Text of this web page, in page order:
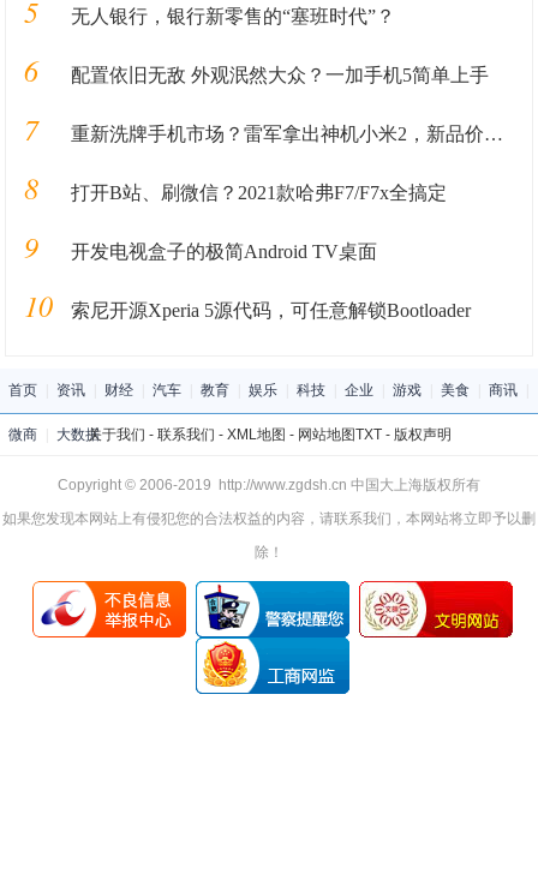
5 无人银行，银行新零售的“塞班时代”？
6 配置依旧无敌 外观泯然大众？一加手机5简单上手
7 重新洗牌手机市场？雷军拿出神机小米2，新品价格将重回7年前？
8 打开B站、刷微信？2021款哈弗F7/F7x全搞定
9 开发电视盒子的极简Android TV桌面
10 索尼开源Xperia 5源代码，可任意解锁Bootloader
首页 资讯 财经 汽车 教育 娱乐 科技 企业 游戏 美食 商讯
微商 大数据关于我们 - 联系我们 - XML地图 - 网站地图TXT- 版权声明
Copyright © 2006-2019 http://www.zgdsh.cn 中国大上海版权所有
如果您发现本网站上有侵犯您的合法权益的内容，请联系我们，本网站将立即予以删
除！